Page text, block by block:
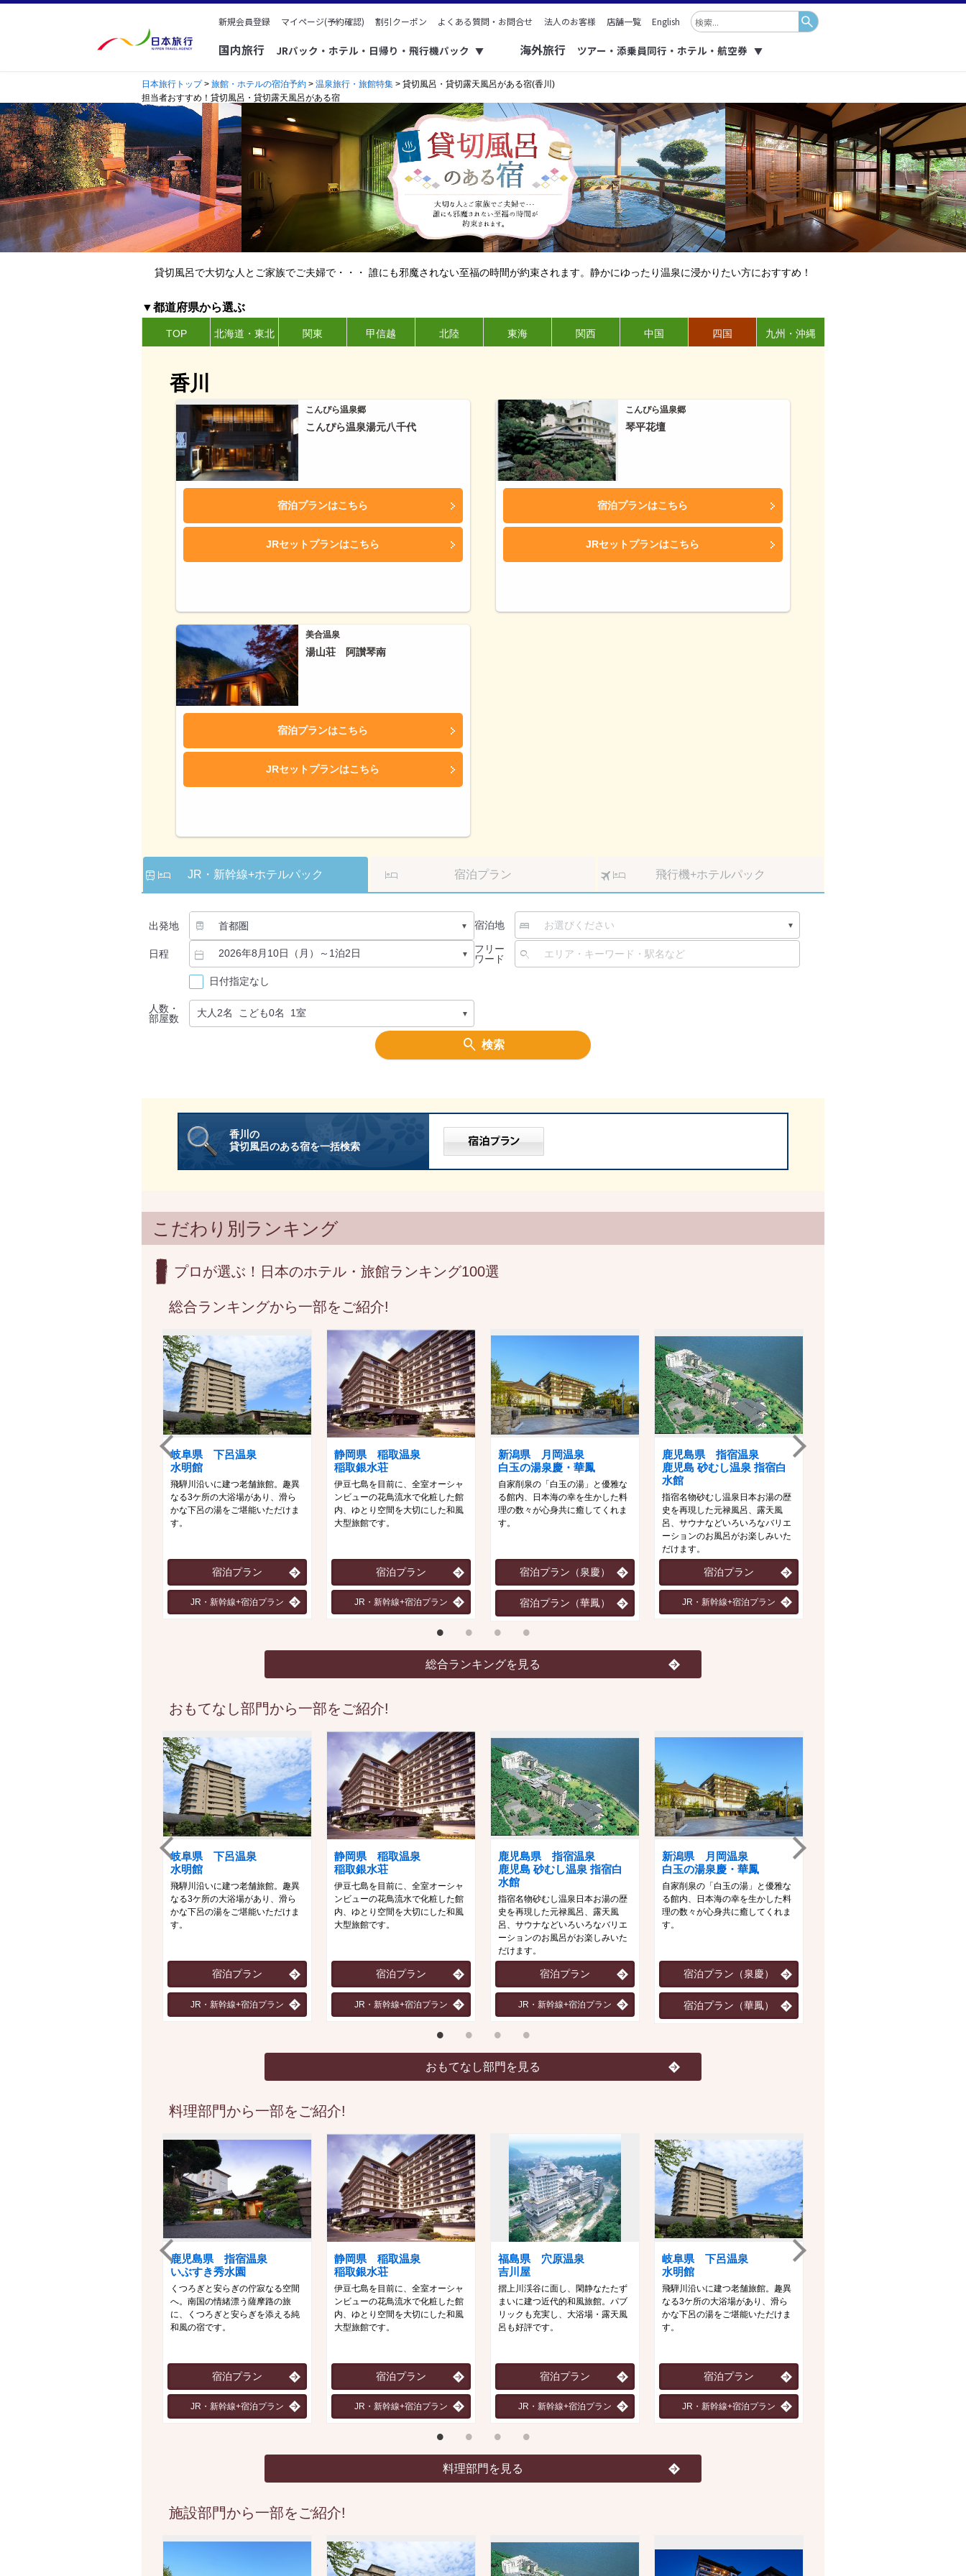
新規会員登録 マイページ(予約確認) 割引クーポン よくある質問・お問合せ 法人のお客様 店舗一覧 English
国内旅行 JRパック・ホテル・日帰り・飛行機パック ▼ 海外旅行 ツアー・添乗員同行・ホテル・航空券 ▼
日本旅行トップ> 旅館・ホテルの宿泊予約 > 温泉旅行・旅館特集 > 貸切風呂・貸切露天風呂がある宿(香川)
担当者おすすめ！貸切風呂・貸切露天風呂がある宿
貸切風呂で大切な人とご家族でご夫婦で・・・ 誰にも邪魔されない至福の時間が約束されます。静かにゆったり温泉に浸かりたい方におすすめ！
▼都道府県から選ぶ
TOP 北海道・東北 関東 甲信越 北陸 東海 関西 中国 四国 九州・沖縄
香川
こんぴら温泉郷
こんぴら温泉湯元八千代
宿泊プランはこちら
JRセットプランはこちら
こんぴら温泉郷
琴平花壇
宿泊プランはこちら
JRセットプランはこちら
美合温泉
湯山荘 阿讃琴南
宿泊プランはこちら
JRセットプランはこちら
JR・新幹線+ホテルパック 宿泊プラン 飛行機+ホテルパック
出発地 宿泊地
フリー
ワード
日程
日付指定なし
人数・
部屋数
検索
香川の
貸切風呂のある宿を一括検索
こだわり別ランキング
プロが選ぶ！日本のホテル・旅館ランキング100選
総合ランキングから一部をご紹介!
岐阜県 下呂温泉
水明館
飛騨川沿いに建つ老舗旅館。趣異
なる3ケ所の大浴場があり、滑ら
かな下呂の湯をご堪能いただけま
す。
宿泊プラン
JR・新幹線+宿泊プラン
静岡県 稲取温泉
稲取銀水荘
伊豆七島を目前に、全室オーシャ
ンビューの花鳥流水で化粧した館
内、ゆとり空間を大切にした和風
大型旅館です。
宿泊プラン
JR・新幹線+宿泊プラン
新潟県 月岡温泉
白玉の湯泉慶・華鳳
自家削泉の「白玉の湯」と優雅な
る館内、日本海の幸を生かした料
理の数々が心身共に癒してくれま
す。
宿泊プラン（泉慶）
宿泊プラン（華鳳）
鹿児島県 指宿温泉
鹿児島 砂むし温泉 指宿白
水館
指宿名物砂むし温泉日本お湯の歴
史を再現した元禄風呂、露天風
呂、サウナなどいろいろなバリエ
ーションのお風呂がお楽しみいた
だけます。
宿泊プラン
JR・新幹線+宿泊プラン
総合ランキングを見る
おもてなし部門から一部をご紹介!
岐阜県 下呂温泉
水明館
飛騨川沿いに建つ老舗旅館。趣異
なる3ケ所の大浴場があり、滑ら
かな下呂の湯をご堪能いただけま
す。
宿泊プラン
JR・新幹線+宿泊プラン
静岡県 稲取温泉
稲取銀水荘
伊豆七島を目前に、全室オーシャ
ンビューの花鳥流水で化粧した館
内、ゆとり空間を大切にした和風
大型旅館です。
宿泊プラン
JR・新幹線+宿泊プラン
鹿児島県 指宿温泉
鹿児島 砂むし温泉 指宿白
水館
指宿名物砂むし温泉日本お湯の歴
史を再現した元禄風呂、露天風
呂、サウナなどいろいろなバリエ
ーションのお風呂がお楽しみいた
だけます。
宿泊プラン
JR・新幹線+宿泊プラン
新潟県 月岡温泉
白玉の湯泉慶・華鳳
自家削泉の「白玉の湯」と優雅な
る館内、日本海の幸を生かした料
理の数々が心身共に癒してくれま
す。
宿泊プラン（泉慶）
宿泊プラン（華鳳）
おもてなし部門を見る
料理部門から一部をご紹介!
鹿児島県 指宿温泉
いぶすき秀水園
くつろぎと安らぎの佇寂なる空間
へ。南国の情緒漂う薩摩路の旅
に、くつろぎと安らぎを添える純
和風の宿です。
宿泊プラン
JR・新幹線+宿泊プラン
静岡県 稲取温泉
稲取銀水荘
伊豆七島を目前に、全室オーシャ
ンビューの花鳥流水で化粧した館
内、ゆとり空間を大切にした和風
大型旅館です。
宿泊プラン
JR・新幹線+宿泊プラン
福島県 穴原温泉
吉川屋
摺上川渓谷に面し、閑静なたたず
まいに建つ近代的和風旅館。パブ
リックも充実し、大浴場・露天風
呂も好評です。
宿泊プラン
JR・新幹線+宿泊プラン
岐阜県 下呂温泉
水明館
飛騨川沿いに建つ老舗旅館。趣異
なる3ケ所の大浴場があり、滑ら
かな下呂の湯をご堪能いただけま
す。
宿泊プラン
JR・新幹線+宿泊プラン
料理部門を見る
施設部門から一部をご紹介!